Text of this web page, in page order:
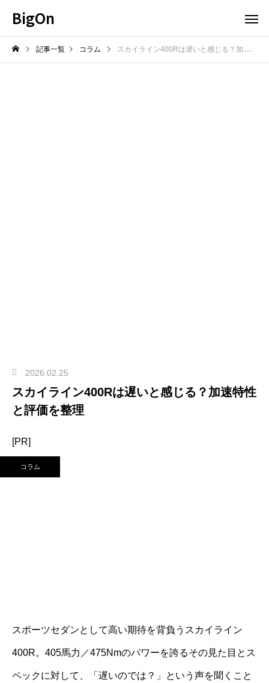
BigOn
記事一覧 コラム スカイライン400Rは遅いと感じる？加速特性と評価を整理
2026.02.25
スカイライン400Rは遅いと感じる？加速特性
と評価を整理
[PR]
コラム
スポーツセダンとして高い期待を背負うスカイライン
400R。405馬力／475Nmのパワーを誇るその見た目とス
ペックに対して、「遅いのでは？」という声を聞くこと